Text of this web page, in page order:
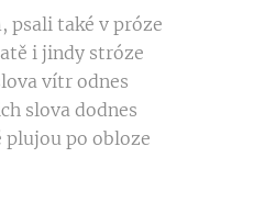
psali také v próze
i jindy stróze
vítr odnes
slova dodnes
plujou po obloze